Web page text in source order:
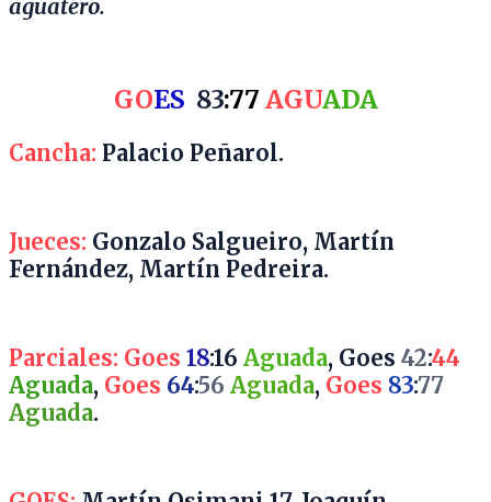
aguatero.
GOES 83:77 AGUADA
Cancha: Palacio Peñarol.
Jueces: Gonzalo Salgueiro, Martín
Fernández, Martín Pedreira.
Parciales: Goes 18:16 Aguada, Goes 42:44
Aguada, Goes 64:56 Aguada, Goes 83:77
Aguada.